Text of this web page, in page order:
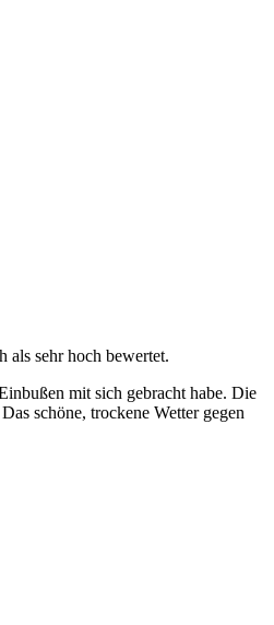
sehr hoch bewertet.
mit sich gebracht habe. Die
schöne, trockene Wetter gegen